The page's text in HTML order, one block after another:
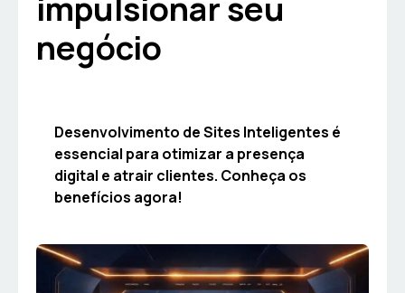
negócio
Desenvolvimento de Sites Inteligentes é
essencial para otimizar a presença
digital e atrair clientes. Conheça os
benefícios agora!